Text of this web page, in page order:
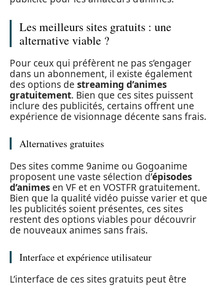
Les meilleurs sites gratuits : une
alternative viable ?
Pour ceux qui préfèrent ne pas s’engager
dans un abonnement, il existe également
des options de streaming d’animes
gratuitement. Bien que ces sites puissent
inclure des publicités, certains offrent une
expérience de visionnage décente sans frais.
Alternatives gratuites
Des sites comme 9anime ou Gogoanime
proposent une vaste sélection d’épisodes
d’animes en VF et en VOSTFR gratuitement.
Bien que la qualité vidéo puisse varier et que
les publicités soient présentes, ces sites
restent des options viables pour découvrir
de nouveaux animes sans frais.
Interface et expérience utilisateur
L’interface de ces sites gratuits peut être